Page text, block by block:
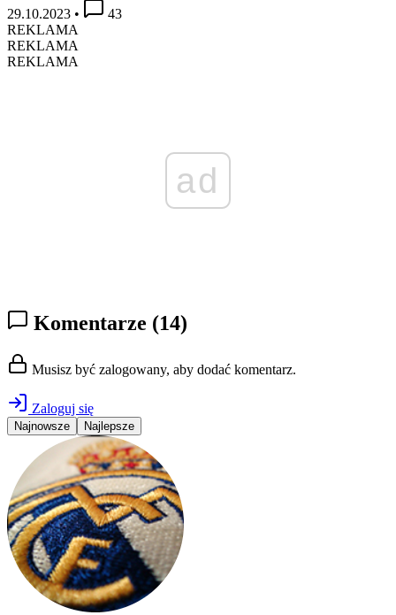
29.10.2023 •
43
REKLAMA
REKLAMA
REKLAMA
ad
Komentarze (14)
Musisz być zalogowany, aby dodać komentarz.
Zaloguj się
Najnowsze Najlepsze